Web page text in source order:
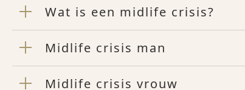
Wat is een midlife crisis?
Midlife crisis man
Midlife crisis vrouw